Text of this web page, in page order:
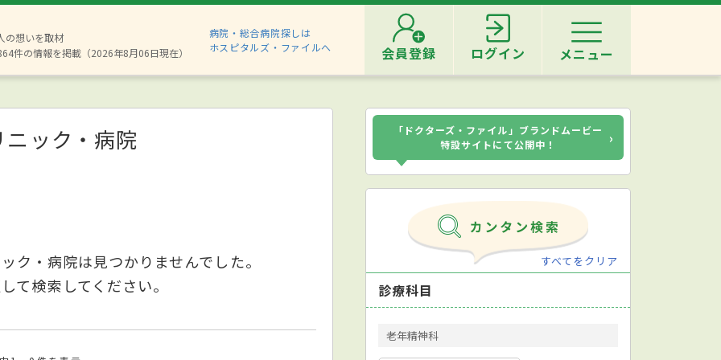
の想いを取材
件の情報を掲載（2026年8月06日現在）
病院・総合病院探しは
ホスピタルズ・ファイルへ
会員登録 ログイン メニュー
ニック・病院
ク・病院は見つかりませんでした。
て検索してください。
「ドクターズ・ファイル」ブランドムービー
特設サイトにて公開中！
›
すべてをクリア
診療科目
老年精神科